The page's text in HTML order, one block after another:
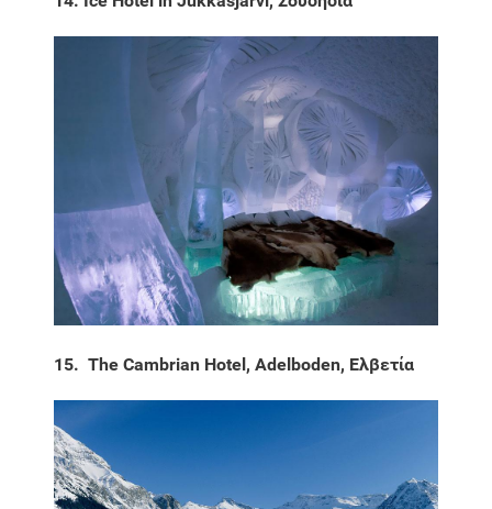
15. The Cambrian Hotel, Adelboden, Ελβετία